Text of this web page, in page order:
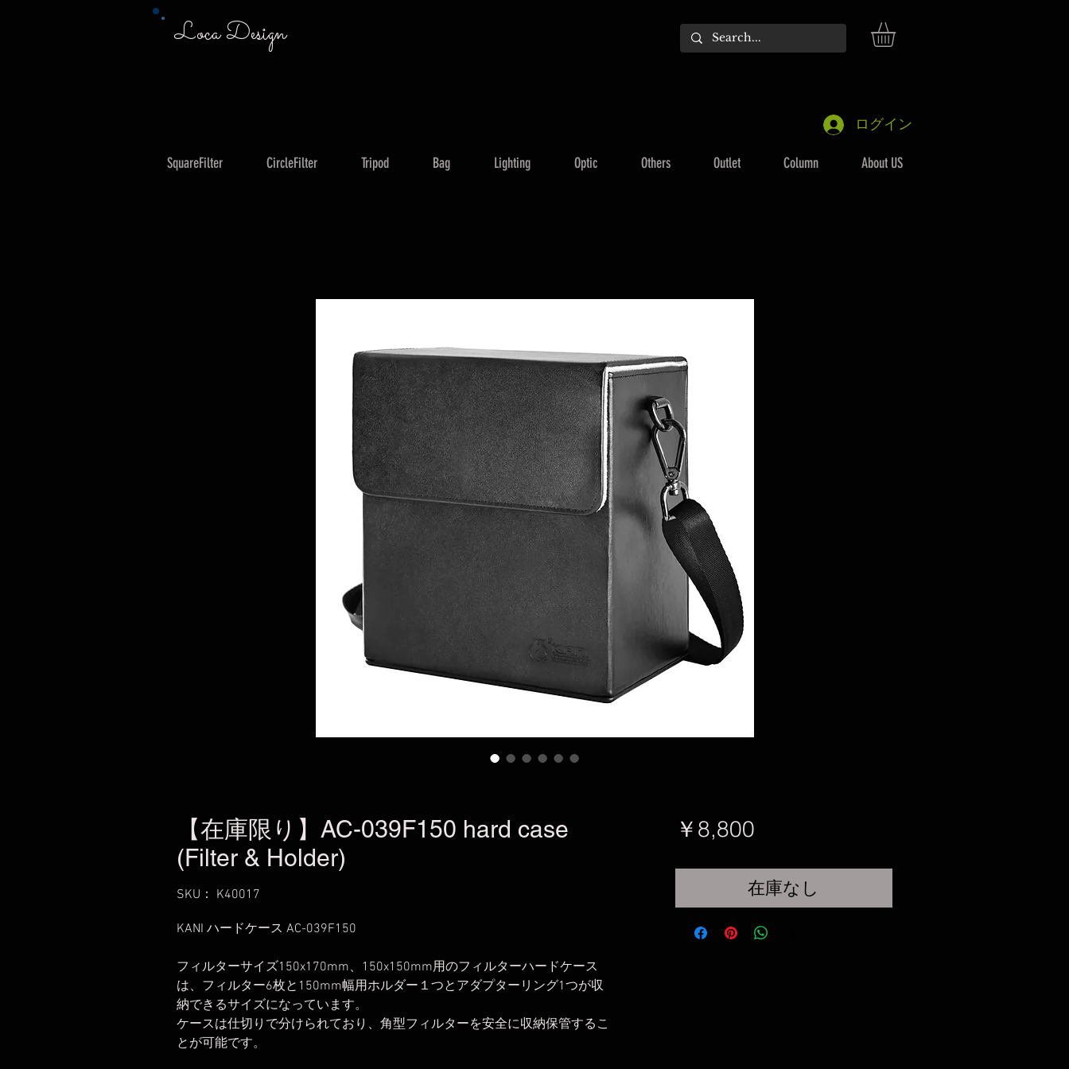
Loca Design
ログイン
SquareFilter CircleFilter Tripod Bag Lighting Optic Others Outlet Column About US
【在庫限り】AC-039F150 hard case
(Filter & Holder)
SKU： K40017
KANI ハードケース AC-039F150
フィルターサイズ150x170mm、150x150mm用のフィルターハードケース
は、フィルター6枚と150mm幅用ホルダー１つとアダプターリング1つが収
納できるサイズになっています。
ケースは仕切りで分けられており、角型フィルターを安全に収納保管するこ
とが可能です。
￥8,800価
在庫なし